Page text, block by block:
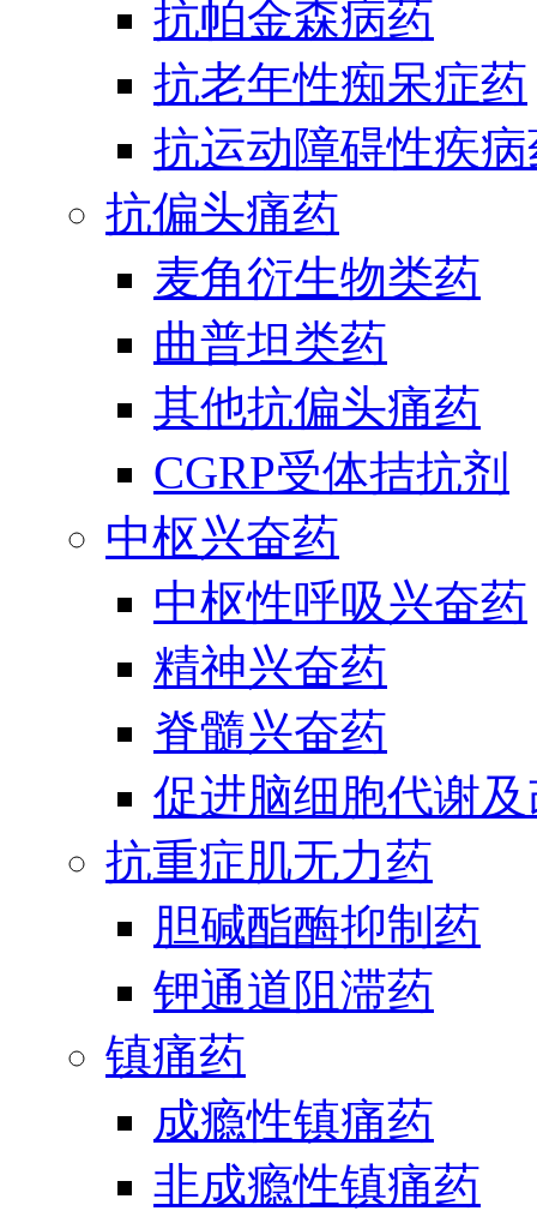
抗帕金森病药
抗老年性痴呆症药
抗运动障碍性疾
抗偏头痛药
麦角衍生物类药
曲普坦类药
其他抗偏头痛药
CGRP受体拮抗剂
中枢兴奋药
中枢性呼吸兴奋药
精神兴奋药
脊髓兴奋药
促进脑细胞代谢
抗重症肌无力药
胆碱酯酶抑制药
钾通道阻滞药
镇痛药
成瘾性镇痛药
非成瘾性镇痛药